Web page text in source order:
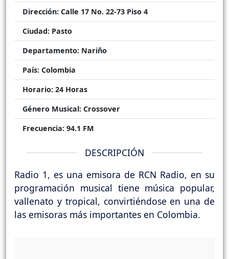
Dirección: Calle 17 No. 22-73 Piso 4
Ciudad: Pasto
Departamento: Nariño
País: Colombia
Horario: 24 Horas
Género Musical: Crossover
Frecuencia: 94.1 FM
DESCRIPCIÓN
Radio 1, es una emisora de RCN Radio, en su
programación musical tiene música popular,
vallenato y tropical, convirtiéndose en una de
las emisoras más importantes en Colombia.